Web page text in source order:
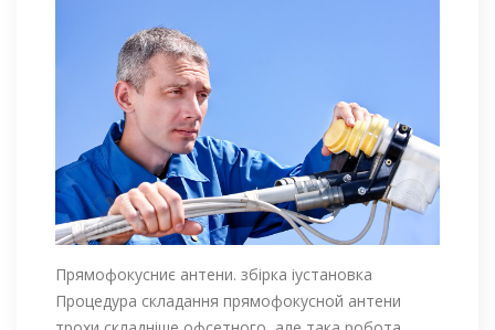
Прямофокусниє антени. збірка іустановка
Процедура складання прямофокусной антени